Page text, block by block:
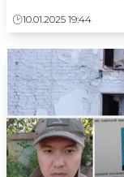
10.01.2025 19:44